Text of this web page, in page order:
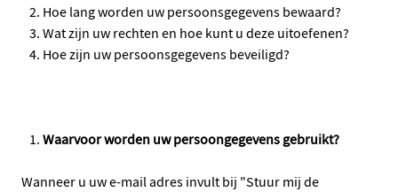
Hoe lang worden uw persoonsgegevens bewaard?
Wat zijn uw rechten en hoe kunt u deze uitoefenen?
Hoe zijn uw persoonsgegevens beveiligd?
Waarvoor worden uw persoongegevens gebruikt?
Wanneer u uw e-mail adres invult bij "Stuur mij de